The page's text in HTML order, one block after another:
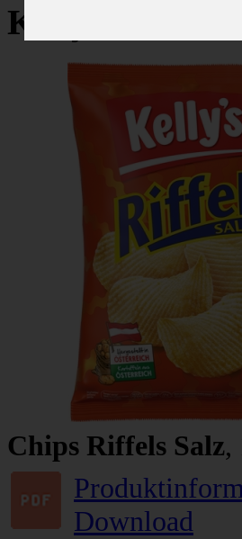
Kelly´s
Chips Riffels Salz,
Download